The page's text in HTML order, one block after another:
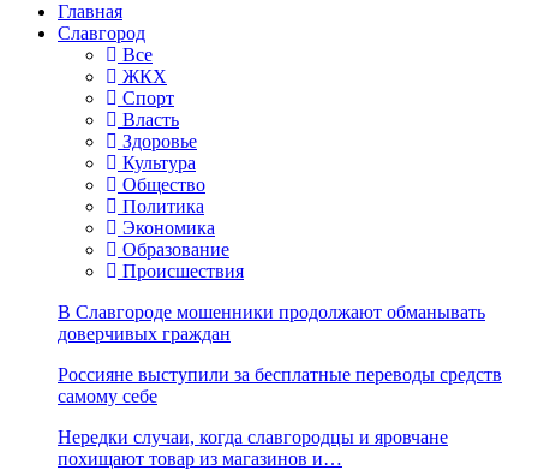
Главная
Славгород
Все
ЖКХ
Спорт
Власть
Здоровье
Культура
Общество
Политика
Экономика
Образование
Происшествия
В Славгороде мошенники продолжают обманывать
доверчивых граждан
Россияне выступили за бесплатные переводы средств
самому себе
Нередки случаи, когда славгородцы и яровчане
похищают товар из магазинов и…